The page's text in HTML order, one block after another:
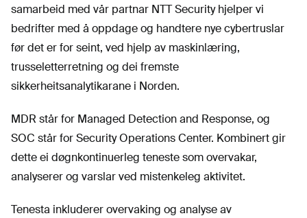
samarbeid med vår partnar NTT Security hjelper vi
bedrifter med å oppdage og handtere nye cybertruslar
før det er for seint, ved hjelp av maskinlæring,
trusseletterretning og dei fremste
sikkerheitsanalytikarane i Norden.
MDR står for Managed Detection and Response, og
SOC står for Security Operations Center. Kombinert gir
dette ei døgnkontinuerleg teneste som overvakar,
analyserer og varslar ved mistenkeleg aktivitet.
Tenesta inkluderer overvaking og analyse av